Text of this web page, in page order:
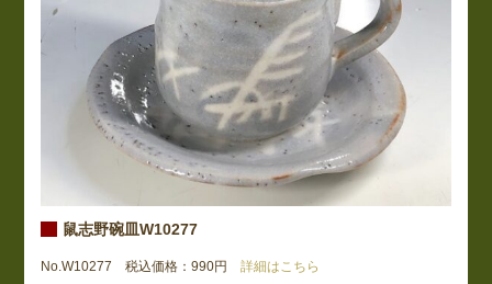
鼠志野碗皿W10277
No.W10277 税込価格：990円 詳細はこちら